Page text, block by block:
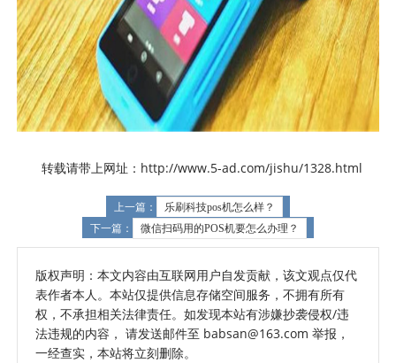
转载请带上网址：http://www.5-ad.com/jishu/1328.html
上一篇：
乐刷科技pos机怎么样？
下一篇：
微信扫码用的POS机要怎么办理？
版权声明：本文内容由互联网用户自发贡献，该文观点仅代
表作者本人。本站仅提供信息存储空间服务，不拥有所有
权，不承担相关法律责任。如发现本站有涉嫌抄袭侵权/违
法违规的内容， 请发送邮件至 babsan@163.com 举报，
一经查实，本站将立刻删除。